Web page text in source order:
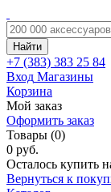
Найти
+7 (383) 383 25 84
Вход Магазины
Корзина
Мой заказ
Оформить заказ
Товары (0)
0 руб.
Осталось купить
Вернуться к